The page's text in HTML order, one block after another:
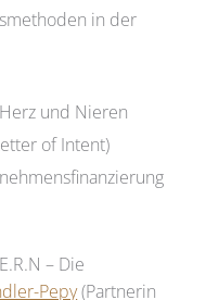
in der
und Nieren
of Intent)
– Die
Pepy(Partnerin